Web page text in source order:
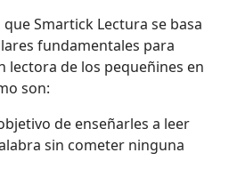
que Smartick Lectura se basa
fundamentales para
lectora de los pequeñines en
son:
de enseñarles a leer
sin cometer ninguna